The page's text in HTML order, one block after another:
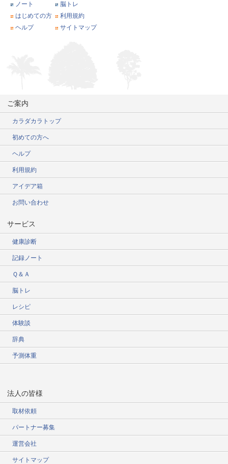
ノート
脳トレ
はじめての方
利用規約
ヘルプ
サイトマップ
ご案内
カラダカラトップ
初めての方へ
ヘルプ
利用規約
アイデア箱
お問い合わせ
サービス
健康診断
記録ノート
Ｑ＆Ａ
脳トレ
レシピ
体験談
辞典
予測体重
法人の皆様
取材依頼
パートナー募集
運営会社
サイトマップ